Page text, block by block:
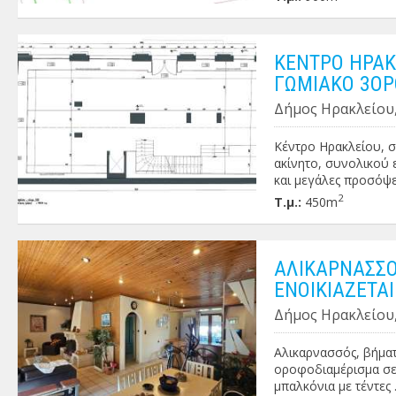
ΚΕΝΤΡΟ
ΓΩΜΙΑΚΟ
Δήμος
Κέντρο Ηρακλείου,
ακίνητο, συνολικού
και μεγάλες
εμβαδού 200 τ.μ.
κατάσταση,
χρήση (ιατρεία,
Τ.μ.: 450m2
Δήμος
Αλικαρνασσός,
οροφοδιαμέρισμα
μπαλκόνια με